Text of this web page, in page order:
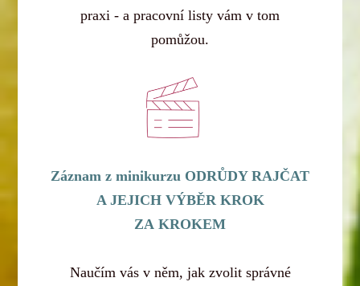
praxi - a pracovní listy vám v tom
pomůžou.
Záznam z minikurzu ODRŮDY RAJČAT
A JEJICH VÝBĚR KROK
ZA KROKEM
Naučím vás v něm, jak zvolit správné